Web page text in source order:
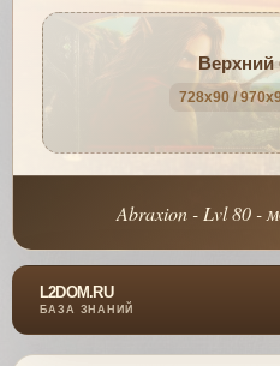
Верхний
728x90 /
Abraxion - Lvl 80 -
L2DOM.RU
БАЗА ЗНАНИЙ